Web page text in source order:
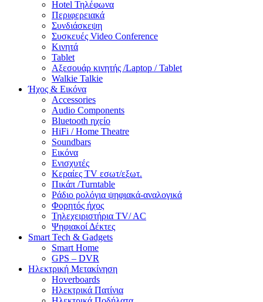
Hotel Τηλέφωνα
Περιφερειακά
Συνδιάσκεψη
Συσκευές Video Conference
Κινητά
Tablet
Αξεσουάρ κινητής /Laptop / Tablet
Walkie Talkie
Ήχος & Εικόνα
Accessories
Audio Components
Bluetooth ηχείο
HiFi / Home Theatre
Soundbars
Εικόνα
Ενισχυτές
Κεραίες TV εσωτ/εξωτ.
Πικάπ /Turntable
Ράδιο ρολόγια ψηφιακά-αναλογικά
Φορητός ήχος
Τηλεχειριστήρια TV/ AC
Ψηφιακοί Δέκτες
Smart Tech & Gadgets
Smart Home
GPS – DVR
Ηλεκτρική Μετακίνηση
Hoverboards
Ηλεκτρικά Πατίνια